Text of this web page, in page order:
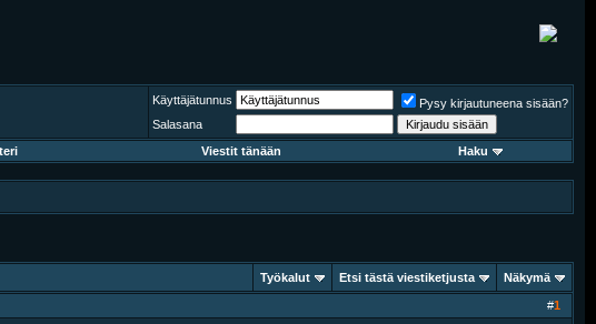
Käyttäjätunnus
Pysy kirjautuneena sisään?
Salasana
Viestit tänään Haku
Työkalut Etsi tästä viestiketjusta Näkymä
#1